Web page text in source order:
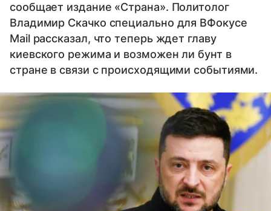
сообщает издание «Страна». Политолог
Владимир Скачко специально для ВФокусе
Mail рассказал, что теперь ждет главу
киевского режима и возможен ли бунт в
стране в связи с происходящими событиями.